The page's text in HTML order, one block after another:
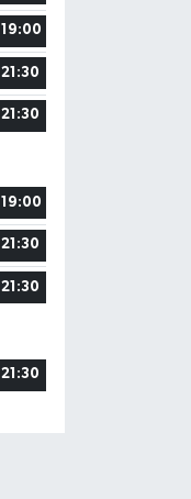
19:00
21:30
21:30
19:00
21:30
21:30
21:30